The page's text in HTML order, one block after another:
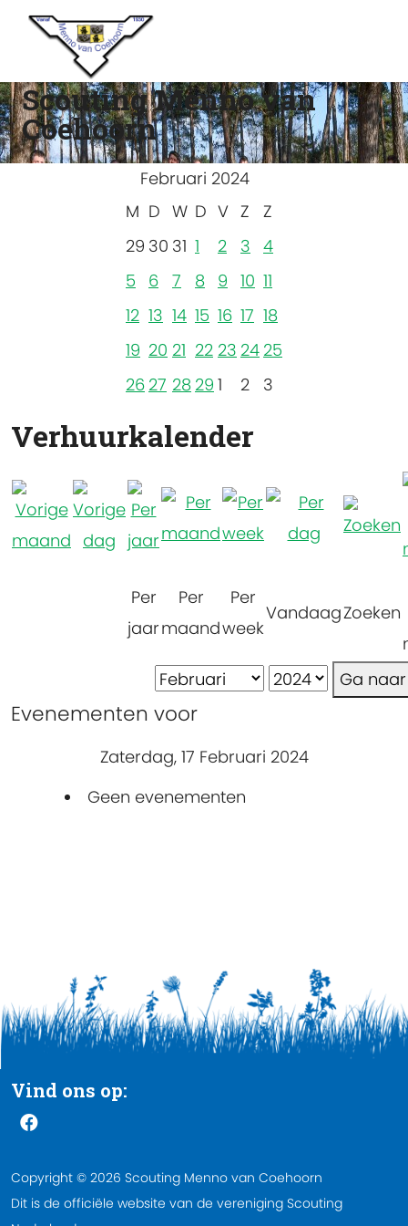
Scouting Menno van
Coehoorn
Februari 2024
M D W D V Z
Z
29 30 31 1 2 3 4
5
6 7 8 9 10 11
12 13 14 15 16 17 18
19 20 21 22 23 24 25
26 27 28 29 1 2 3
Verhuurkalender
Per
jaar
Per
maand
Per
week
VandaagZoeken
Ga
Evenementen voor
Zaterdag, 17 Februari 2024
Geen evenementen
Vind ons op:
Copyright © 2026 Scouting Menno van Coehoorn
Dit is de officiële website van de vereniging Scouting